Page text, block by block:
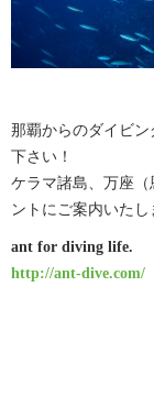
那覇からのダイビ
下さい！
ケラマ諸島、万座
ントにご案内いたし
ant for diving life.
http://ant-dive.com/